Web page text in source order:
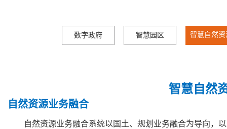
数字政府 智慧园区 智慧自然资
智慧自然
自然资源业务融合
自然资源业务融合系统以国土、规划业务融合为导向，